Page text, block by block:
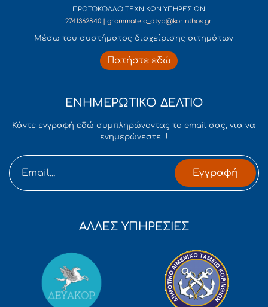
ΠΡΩΤΟΚΟΛΛΟ ΤΕΧΝΙΚΩΝ ΥΠΗΡΕΣΙΩΝ
2741362840 | grammateia_dtyp@korinthos.gr
Mέσω του συστήματος διαχείρισης αιτημάτων
Πατήστε εδώ
ΕΝΗΜΕΡΩΤΙΚΟ ΔΕΛΤΙΟ
Κάντε εγγραφή εδώ συμπληρώνοντας το email σας, για να
ενημερώνεστε !
Εγγραφή
ΑΛΛΕΣ ΥΠΗΡΕΣΙΕΣ